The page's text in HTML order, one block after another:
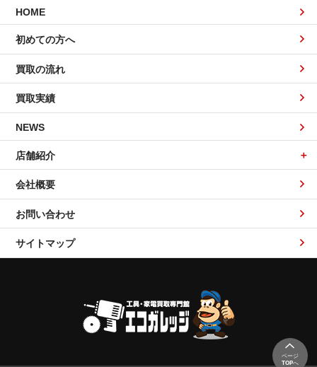
HOME
初めての方へ
買取の流れ
買取実績
NEWS
店舗紹介
会社概要
お問い合わせ
サイトマップ
ページ
TOPへ